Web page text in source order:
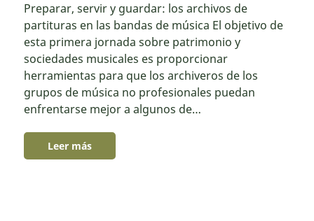
Preparar, servir y guardar: los archivos de
partituras en las bandas de música El objetivo de
esta primera jornada sobre patrimonio y
sociedades musicales es proporcionar
herramientas para que los archiveros de los
grupos de música no profesionales puedan
enfrentarse mejor a algunos de…
Leer más